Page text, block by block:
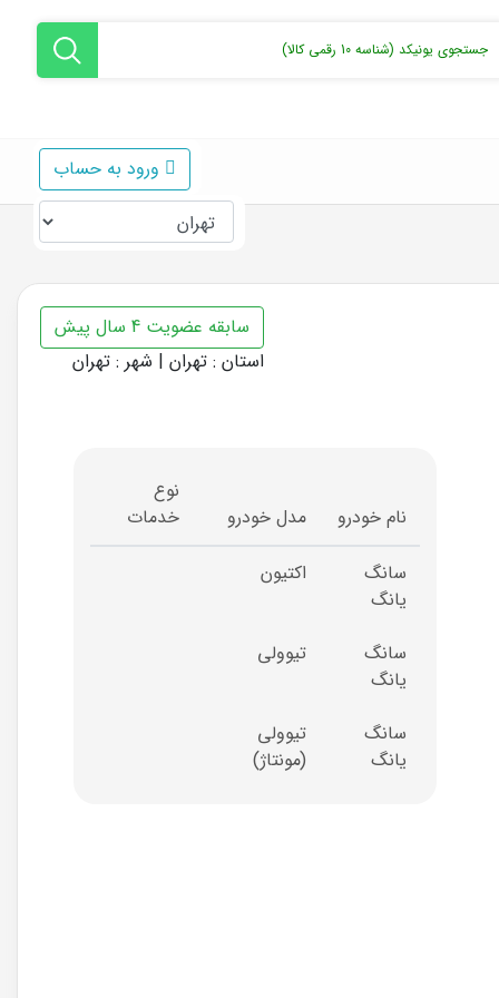
ورود به حساب
سابقه عضویت 4 سال پیش
استان : تهران | شهر : تهران
نام خودرو مدل خودرو
نوع
خدمات
سانگ
یانگ
اکتیون
سانگ
یانگ
تیوولی
سانگ
یانگ
تیوولی
(مونتاژ)